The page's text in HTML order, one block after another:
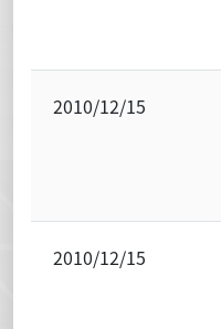
2010/12/15
2010/12/15